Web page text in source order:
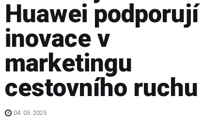
Huawei podporují
inovace v
marketingu
cestovního ruchu
04. 05. 2025